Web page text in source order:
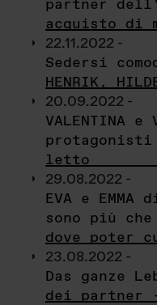
partner
acquisto di
22.11.2022 -
Sedersi
HENRIK,
20.09.2022 -
VALENTINA
protagonisti
letto
29.08.2022 -
EVA e EMMA
sono più
dove poter
23.08.2022 -
Das ganze
dei partner